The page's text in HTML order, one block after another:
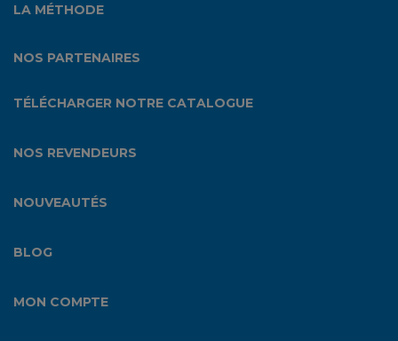
LA MÉTHODE
NOS PARTENAIRES
TÉLÉCHARGER NOTRE CATALOGUE
NOS REVENDEURS
NOUVEAUTÉS
BLOG
MON COMPTE